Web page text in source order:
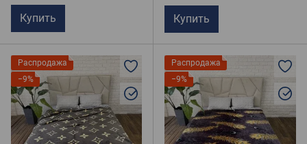
Купить Купить
Распродажа
−9%
Распродажа
−9%